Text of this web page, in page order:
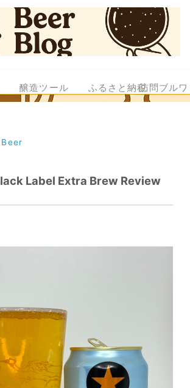
醸造ツール ふるさと納税訪問ブル
Beer
Label Extra Brew Review